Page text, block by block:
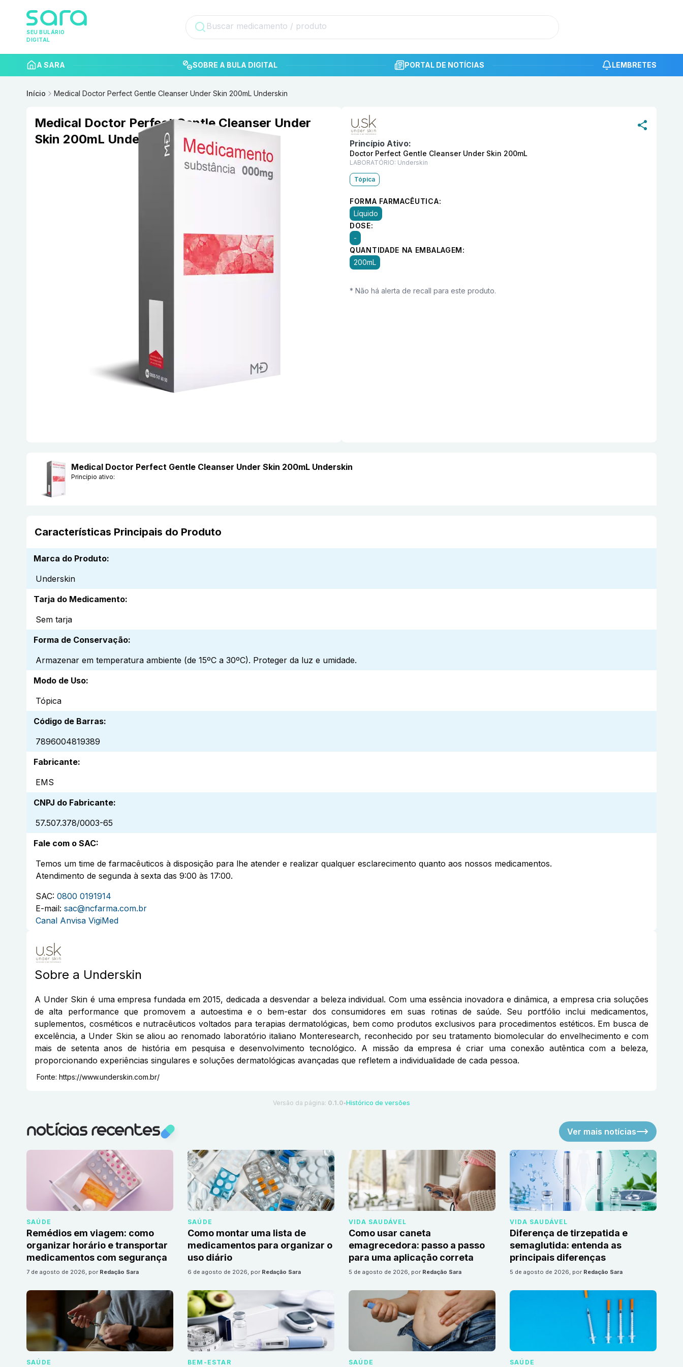
SEU BULÁRIO
DIGITAL
A SARA SOBRE A BULA DIGITAL PORTAL DE NOTÍCIAS LEMBRETES
Início Medical Doctor Perfect Gentle Cleanser Under Skin 200mL Underskin
Medical Doctor Perfect Gentle Cleanser Under
Skin 200mL Underskin
Princípio Ativo:
Doctor Perfect Gentle Cleanser Under Skin 200mL
LABORATÓRIO: Underskin
Tópica
FORMA FARMACÊUTICA:
Líquido
DOSE:
-
QUANTIDADE NA EMBALAGEM:
200mL
* Não há alerta de recall para este produto.
Medical Doctor Perfect Gentle Cleanser Under Skin 200mL Underskin
Princípio ativo:
Características Principais do Produto
Marca do Produto:
Underskin
Tarja do Medicamento:
Sem tarja
Forma de Conservação:
Armazenar em temperatura ambiente (de 15ºC a 30ºC). Proteger da luz e umidade.
Modo de Uso:
Tópica
Código de Barras:
7896004819389
Fabricante:
EMS
CNPJ do Fabricante:
57.507.378/0003-65
Fale com o SAC:
Temos um time de farmacêuticos à disposição para lhe atender e realizar qualquer esclarecimento quanto aos nossos medicamentos.
Atendimento de segunda à sexta das 9:00 às 17:00.
SAC: 0800 0191914
E-mail: sac@ncfarma.com.br
Canal Anvisa VigiMed
Sobre a Underskin
A Under Skin é uma empresa fundada em 2015, dedicada a desvendar a beleza individual. Com uma essência inovadora e dinâmica, a empresa cria soluções
de alta performance que promovem a autoestima e o bem-estar dos consumidores em suas rotinas de saúde. Seu portfólio inclui medicamentos,
suplementos, cosméticos e nutracêuticos voltados para terapias dermatológicas, bem como produtos exclusivos para procedimentos estéticos. Em busca de
excelência, a Under Skin se aliou ao renomado laboratório italiano Monteresearch, reconhecido por seu tratamento biomolecular do envelhecimento e com
mais de setenta anos de história em pesquisa e desenvolvimento tecnológico. A missão da empresa é criar uma conexão autêntica com a beleza,
proporcionando experiências singulares e soluções dermatológicas avançadas que refletem a individualidade de cada pessoa.
Fonte: https://www.underskin.com.br/
Versão da página: 0.1.0 ●Histórico de versões
notícias recentes Ver mais notícias
SAÚDE
Remédios em viagem: como
organizar horário e transportar
medicamentos com segurança
7 de agosto de 2026, por Redação Sara
SAÚDE
Como montar uma lista de
medicamentos para organizar o
uso diário
6 de agosto de 2026, por Redação Sara
VIDA SAUDÁVEL
Como usar caneta
emagrecedora: passo a passo
para uma aplicação correta
5 de agosto de 2026, por Redação Sara
VIDA SAUDÁVEL
Diferença de tirzepatida e
semaglutida: entenda as
principais diferenças
5 de agosto de 2026, por Redação Sara
SAÚDE BEM-ESTAR SAÚDE SAÚDE